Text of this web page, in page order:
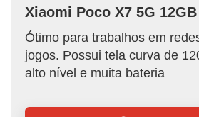
Xiaomi Poco X7 5G
Ótimo para trabalhos em
jogos. Possui tela curva de
alto nível e muita bateria